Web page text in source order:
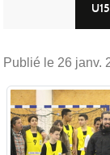
Publié le 26 janv.